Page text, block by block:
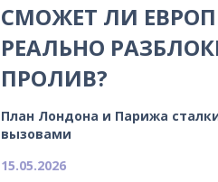
СМОЖЕТ ЛИ
РЕАЛЬНО
ПРОЛИВ?
План Лондона и Парижа
вызовами
15.05.2026